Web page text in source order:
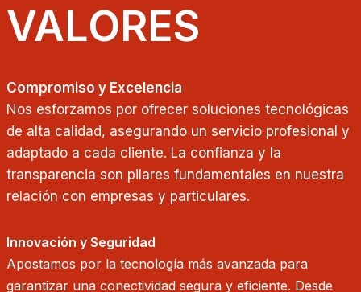
VALORES
Compromiso y Excelencia
Nos esforzamos por ofrecer soluciones tecnológicas
de alta calidad, asegurando un servicio profesional y
adaptado a cada cliente. La confianza y la
transparencia son pilares fundamentales en nuestra
relación con empresas y particulares.
Innovación y Seguridad
Apostamos por la tecnología más avanzada para
garantizar una conectividad segura y eficiente. Desde